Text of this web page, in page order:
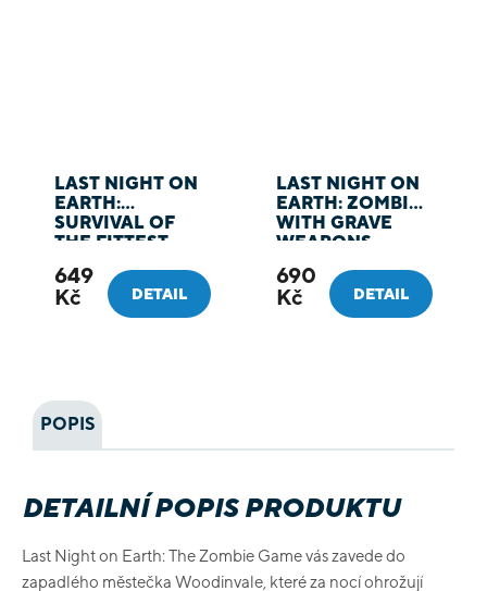
LAST NIGHT ON
EARTH:
SURVIVAL OF
THE FITTEST
649
Kč
DETAIL
LAST NIGHT ON
EARTH: ZOMBIES
WITH GRAVE
WEAPONS
690
Kč
DETAIL
POPIS
DETAILNÍ POPIS PRODUKTU
Last Night on Earth: The Zombie Game vás zavede do
zapadlého městečka Woodinvale, které za nocí ohrožují